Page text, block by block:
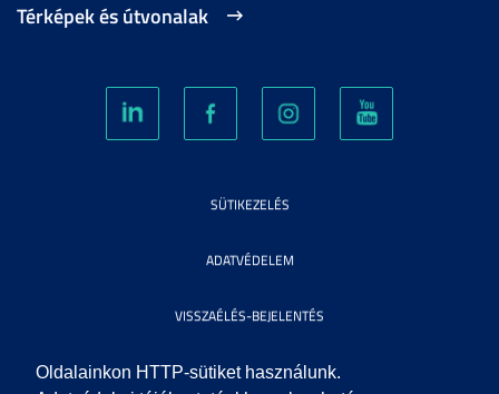
Oldalainkon HTTP-sütiket használunk.
Térképek és útvonalak
SÜTIKEZELÉS
ADATVÉDELEM
VISSZAÉLÉS-BEJELENTÉS
KÖZÉRDEKŰ ADATOK